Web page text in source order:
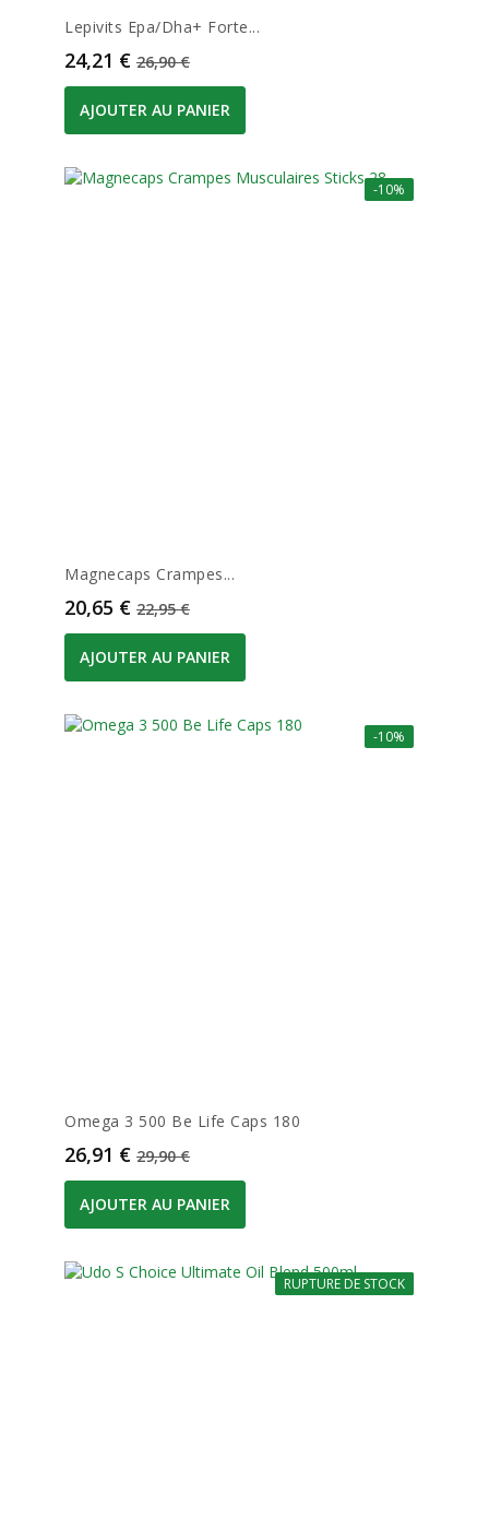
Lepivits Epa/dha+ Forte...
Prix
24,21 € Prix de base
26,90 €
AJOUTER AU PANIER
-10%
Magnecaps Crampes...
Prix
20,65 € Prix de base
22,95 €
AJOUTER AU PANIER
-10%
Omega 3 500 Be Life Caps 180
Prix
26,91 € Prix de base
29,90 €
AJOUTER AU PANIER
-10%
RUPTURE DE STOCK